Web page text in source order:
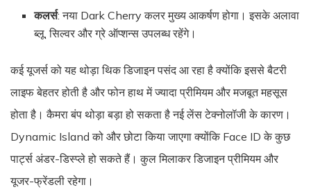
कलर्स: नया Dark Cherry कलर मुख्य आकर्षण होगा। इसके अलावा
ब्लू, सिल्वर और ग्रे ऑप्शन्स उपलब्ध रहेंगे।
कई यूजर्स को यह थोड़ा थिक डिजाइन पसंद आ रहा है क्योंकि इससे बैटरी
लाइफ बेहतर होती है और फोन हाथ में ज्यादा प्रीमियम और मजबूत महसूस
होता है। कैमरा बंप थोड़ा बड़ा हो सकता है नई लेंस टेक्नोलॉजी के कारण।
Dynamic Island को और छोटा किया जाएगा क्योंकि Face ID के कुछ
पार्ट्स अंडर-डिस्प्ले हो सकते हैं। कुल मिलाकर डिजाइन प्रीमियम और
यूजर-फ्रेंडली रहेगा।